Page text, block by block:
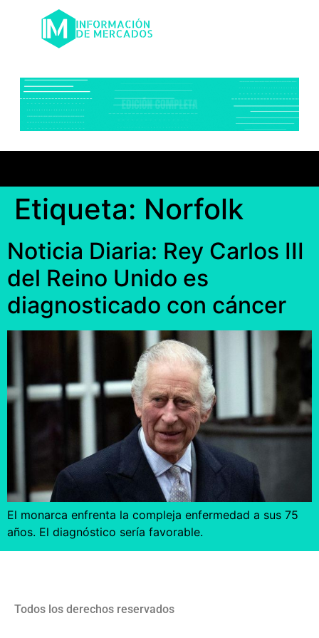
Etiqueta: Norfolk
Noticia Diaria: Rey Carlos III
del Reino Unido es
diagnosticado con cáncer
El monarca enfrenta la compleja enfermedad a sus 75
años. El diagnóstico sería favorable.
Todos los derechos reservados